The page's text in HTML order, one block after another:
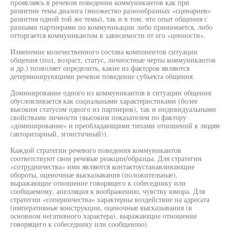
проявляясь в речевом поведении коммуникантов как при
развитии темы диалога (множество разнообразных «сценариев»
развития одной той же темы), так и в том, что опыт общения с
разными партнерами по коммуникации либо принимается, либо
отторгается коммуникантом в зависимости от его «ценности».
Изменение количественного состава компонентов ситуации
общения (пол, возраст, статус, личностные черты коммуникантов
и др.) позволяет определить, какие из факторов являются
детерминирующими речевое поведение субъекта общения.
Доминирование одного из коммуникантов в ситуации общения
обусловливается как социальными характеристиками (более
высоким статусом одного из партнеров), так и индивидуальными
свойствами личности (высоким показателем по фактору
«доминирование» и преобладающими типами отношений к людям
(авторитарный, эгоистичный)).
Каждой стратегии речевого поведения коммуникантов
соответствуют свои речевые реакции/образцы. Для стратегии
«сотрудничества» ими являются контактоустанавливающие
обороты, оценочные высказывания (положительные),
выражающие отношение говорящего к собеседнику или
сообщаемому, апелляция к воображению, чувству юмора. Для
стратегии «соперничества» характерны воздействие на адресата
(императивные конструкции, оценочные высказывания (в
основном негативного характера), выражающие отношение
говорящего к собеседнику или сообщению).